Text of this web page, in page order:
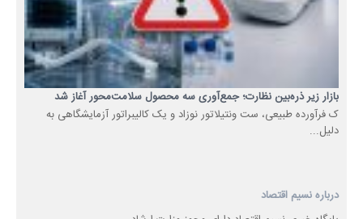
بازار زیر ذره‌بین نظارت؛ جمع‌آوری سه محصول سلامت‌محور آغاز شد
ک فرآورده طبیعی، ست ونتیلاتور نوزاد و یک کالیبراتور آزمایشگاهی به
دلیل...
درباره نسیم اقتصاد